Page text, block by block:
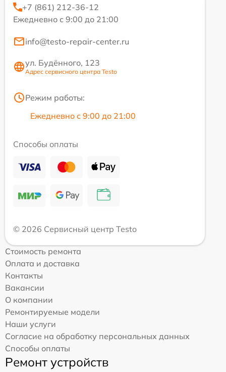
+7 (861) 212-36-12
Ежедневно с 9:00 до 21:00
info@testo-repair-center.ru
ул. Будённого, 123
Адрес сервисного центра Testo
Режим работы:
Ежедневно с 9:00 до 21:00
Способы оплаты
© 2026 Сервисный центр Testo
Стоимость ремонта
Оплата и доставка
Контакты
Вакансии
О компании
Ремонтируемые модели
Наши услуги
Согласие на обработку персональных данных
Способы оплаты
Ремонт устройств